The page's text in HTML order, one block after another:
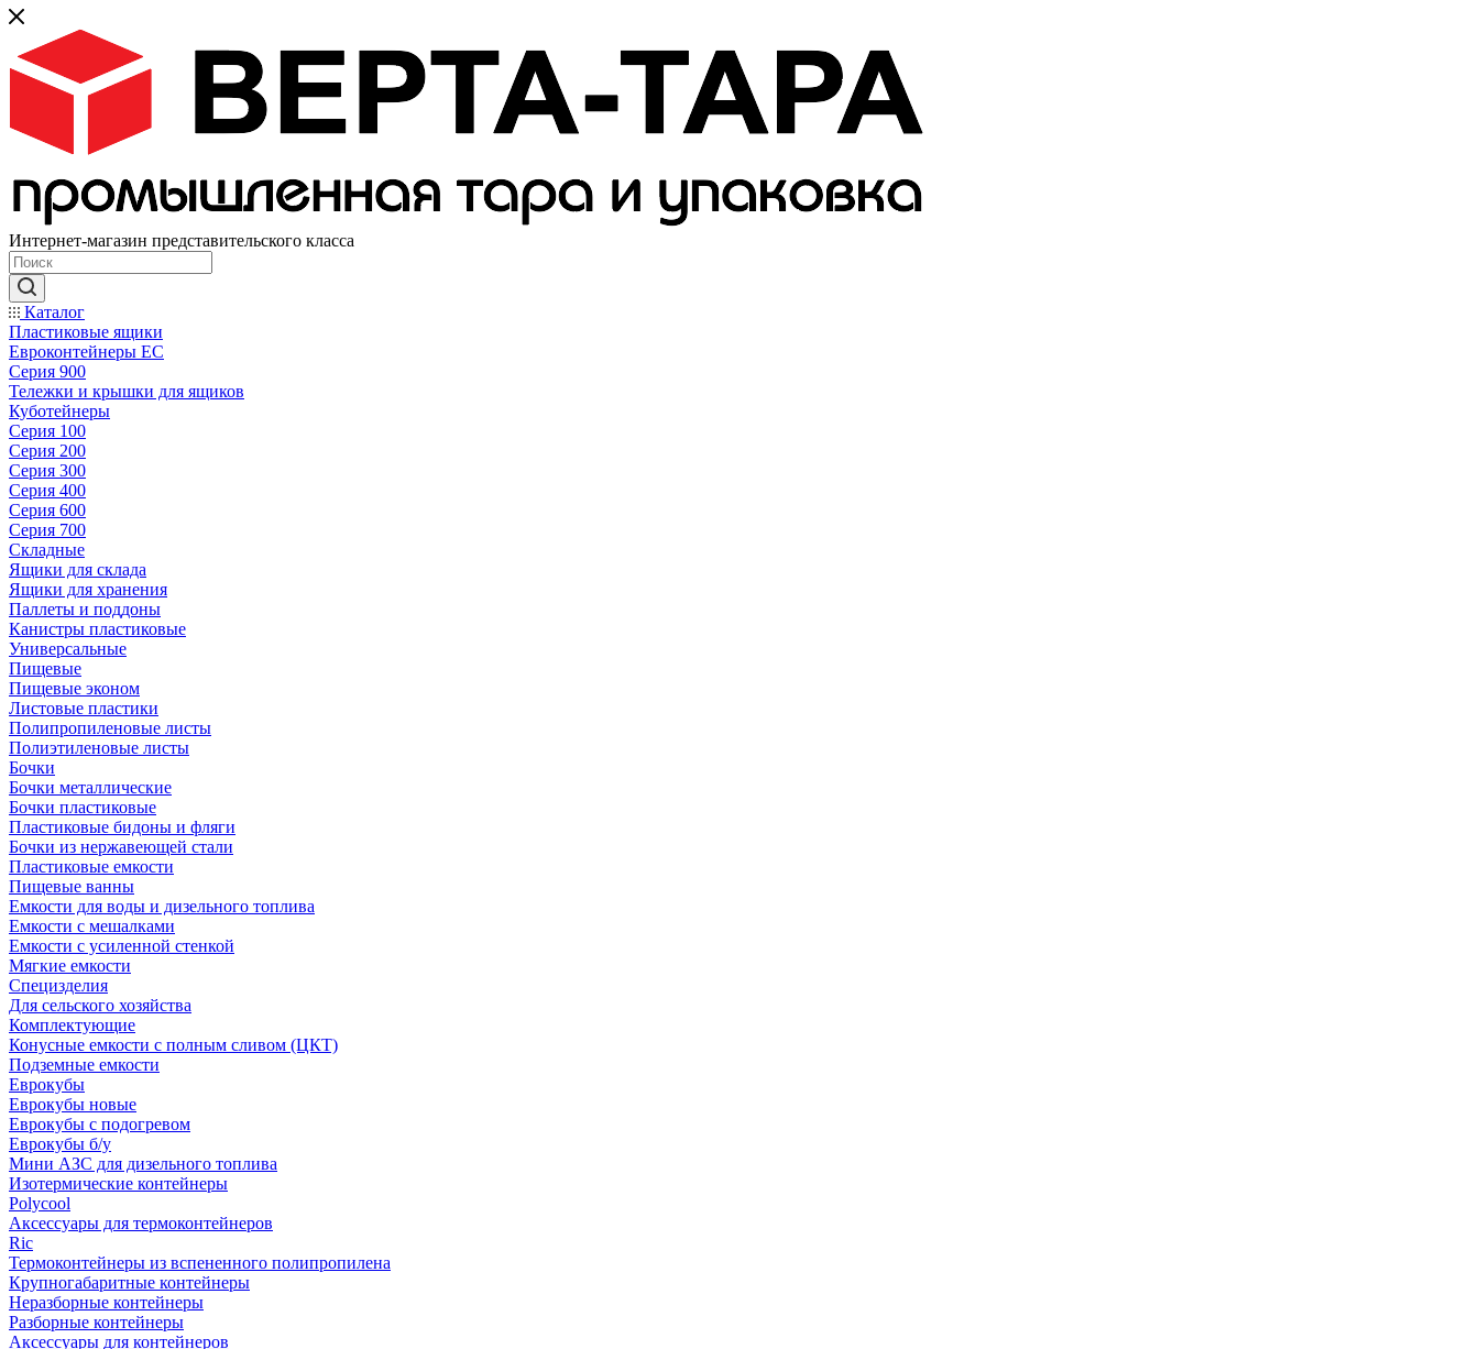
Интернет-магазин представительского класса
Каталог
Пластиковые ящики
Евроконтейнеры ЕС
Серия 900
Тележки и крышки для ящиков
Куботейнеры
Серия 100
Серия 200
Серия 300
Серия 400
Серия 600
Серия 700
Складные
Ящики для склада
Ящики для хранения
Паллеты и поддоны
Канистры пластиковые
Универсальные
Пищевые
Пищевые эконом
Листовые пластики
Полипропиленовые листы
Полиэтиленовые листы
Бочки
Бочки металлические
Бочки пластиковые
Пластиковые бидоны и фляги
Бочки из нержавеющей стали
Пластиковые емкости
Пищевые ванны
Емкости для воды и дизельного топлива
Емкости с мешалками
Емкости с усиленной стенкой
Мягкие емкости
Специзделия
Для сельского хозяйства
Комплектующие
Конусные емкости с полным сливом (ЦКТ)
Подземные емкости
Еврокубы
Еврокубы новые
Еврокубы с подогревом
Еврокубы б/у
Мини АЗС для дизельного топлива
Изотермические контейнеры
Polycool
Аксессуары для термоконтейнеров
Ric
Термоконтейнеры из вспененного полипропилена
Крупногабаритные контейнеры
Неразборные контейнеры
Разборные контейнеры
Аксессуары для контейнеров